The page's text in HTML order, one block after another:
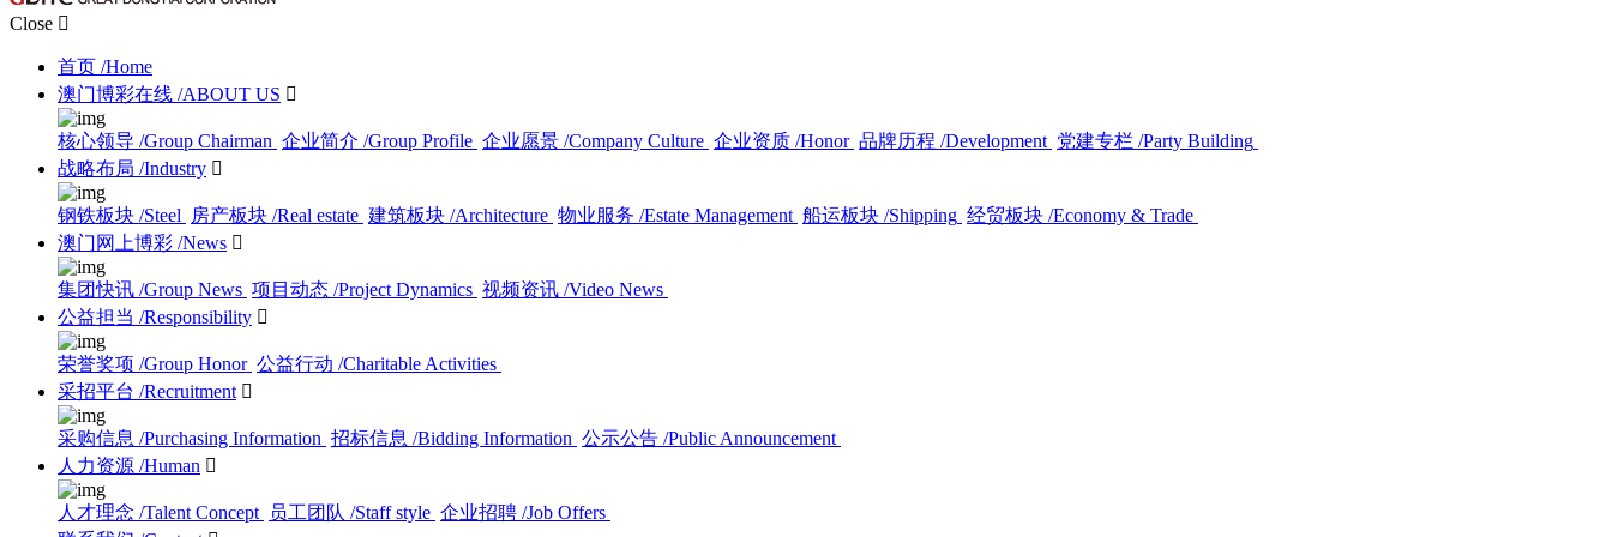
Close 
首页 /Home
澳门博彩在线 /ABOUT US 
核心领导 /Group Chairman 企业简介 /Group Profile 企业愿景 /Company Culture 企业资质 /Honor 品牌历程 /Development 党建专栏 /Party Building
战略布局 /Industry 
钢铁板块 /Steel 房产板块 /Real estate 建筑板块 /Architecture 物业服务 /Estate Management 船运板块 /Shipping 经贸板块 /Economy & Trade
澳门网上博彩 /News 
集团快讯 /Group News 项目动态 /Project Dynamics 视频资讯 /Video News
公益担当 /Responsibility 
荣誉奖项 /Group Honor 公益行动 /Charitable Activities
采招平台 /Recruitment 
采购信息 /Purchasing Information 招标信息 /Bidding Information 公示公告 /Public Announcement
人力资源 /Human 
人才理念 /Talent Concept 员工团队 /Staff style 企业招聘 /Job Offers